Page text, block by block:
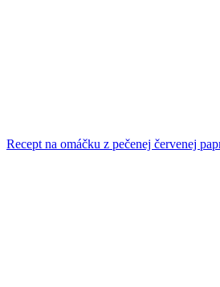
Recept na omáčku z pečenej červenej